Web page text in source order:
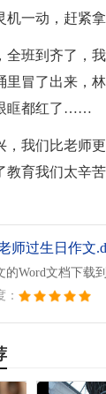
一动，赶紧
全班到齐了，
里冒了出来，
眶都红了……
，我们比老师
育我们太辛苦
师过生日作文
的Word文档下载
：